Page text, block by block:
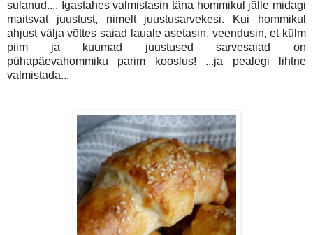
sulanud.... Igastahes valmistasin täna hommikul jälle midagi
maitsvat juustust, nimelt juustusarvekesi. Kui hommikul
ahjust välja võttes saiad lauale asetasin, veendusin, et külm
piim ja kuumad juustused sarvesaiad on
pühapäevahommiku parim kooslus! ...ja pealegi lihtne
valmistada...